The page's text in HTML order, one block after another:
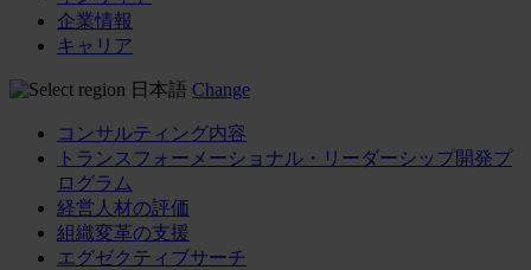
企業情報
キャリア
日本語 Change
コンサルティング内容
トランスフォーメーショナル・リーダーシップ開発プ
ログラム
経営人材の評価
組織変革の支援
エグゼクティブサーチ